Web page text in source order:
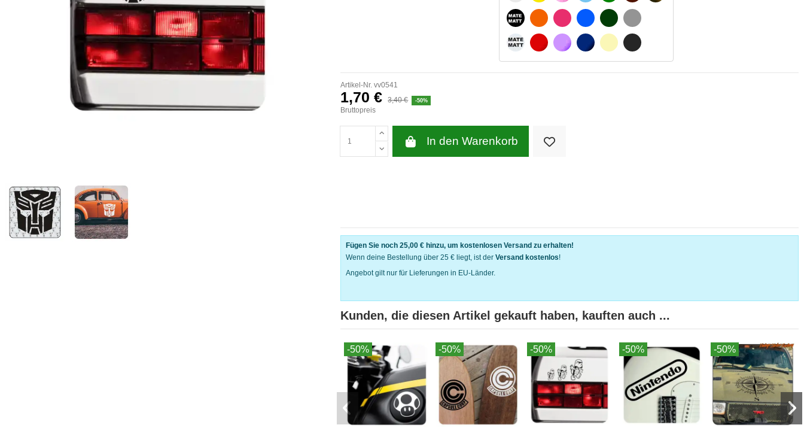
MATTSCHWARZ
MATTWEIß
ORANGE
ROT
FUCHSIA
LILA
BLAU
DUNKELBLAU
DUNKELGRÜN
BEIGE
HELLGRAU
DUNKELGRAU
Artikel-Nr. vv0541
1,70 € 3,40 € -50%
Bruttopreis
In den Warenkorb
Fügen Sie noch 25,00 € hinzu, um kostenlosen Versand zu erhalten!
Wenn deine Bestellung über 25 € liegt, ist der Versand kostenlos!
Angebot gilt nur für Lieferungen in EU-Länder.
Kunden, die diesen Artikel gekauft haben, kauften auch ...
-50% -50% -50% -50% -50%